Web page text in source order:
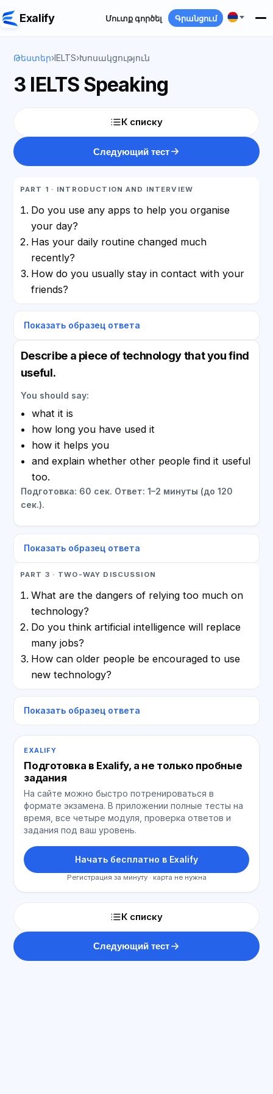
Exalify Մուտք գործել Գրանցում
Թեստեր›IELTS›Խոսակցություն
3 IELTS Speaking
К списку
Следующий тест
PART 1 · INTRODUCTION AND INTERVIEW
Do you use any apps to help you organise
your day?
Has your daily routine changed much
recently?
How do you usually stay in contact with your
friends?
Показать образец ответа
Describe a piece of technology that you find
useful.
You should say:
what it is
how long you have used it
how it helps you
and explain whether other people find it useful
too.
Подготовка: 60 сек. Ответ: 1–2 минуты (до 120
сек.).
Показать образец ответа
PART 3 · TWO-WAY DISCUSSION
What are the dangers of relying too much on
technology?
Do you think artificial intelligence will replace
many jobs?
How can older people be encouraged to use
new technology?
Показать образец ответа
EXALIFY
Подготовка в Exalify, а не только пробные
задания
На сайте можно быстро потренироваться в
формате экзамена. В приложении полные тесты на
время, все четыре модуля, проверка ответов и
задания под ваш уровень.
Начать бесплатно в Exalify
Регистрация за минуту · карта не нужна
К списку
Следующий тест